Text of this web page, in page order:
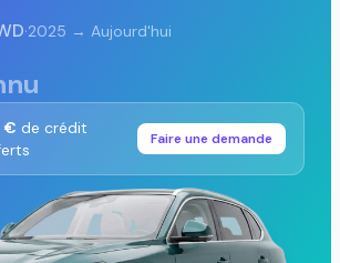
·2025 → Aujourd'hui
€ de crédit
Faire une demande